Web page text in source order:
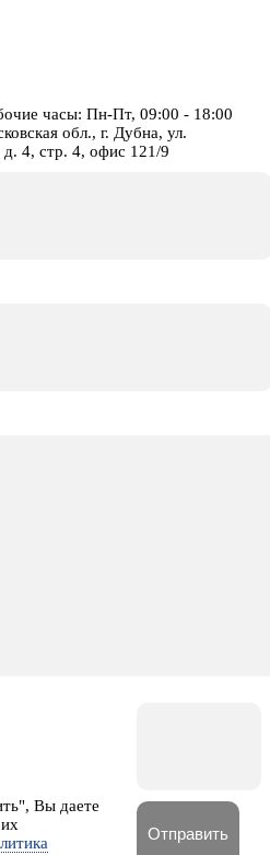
часы: Пн-Пт, 09:00 - 18:00
обл., г. Дубна, ул.
4, стр. 4, офис 121/9
Вы даете